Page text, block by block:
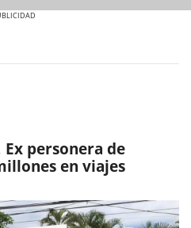
Ex personera de
en viajes